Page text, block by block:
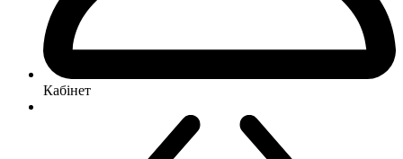
Кабінет